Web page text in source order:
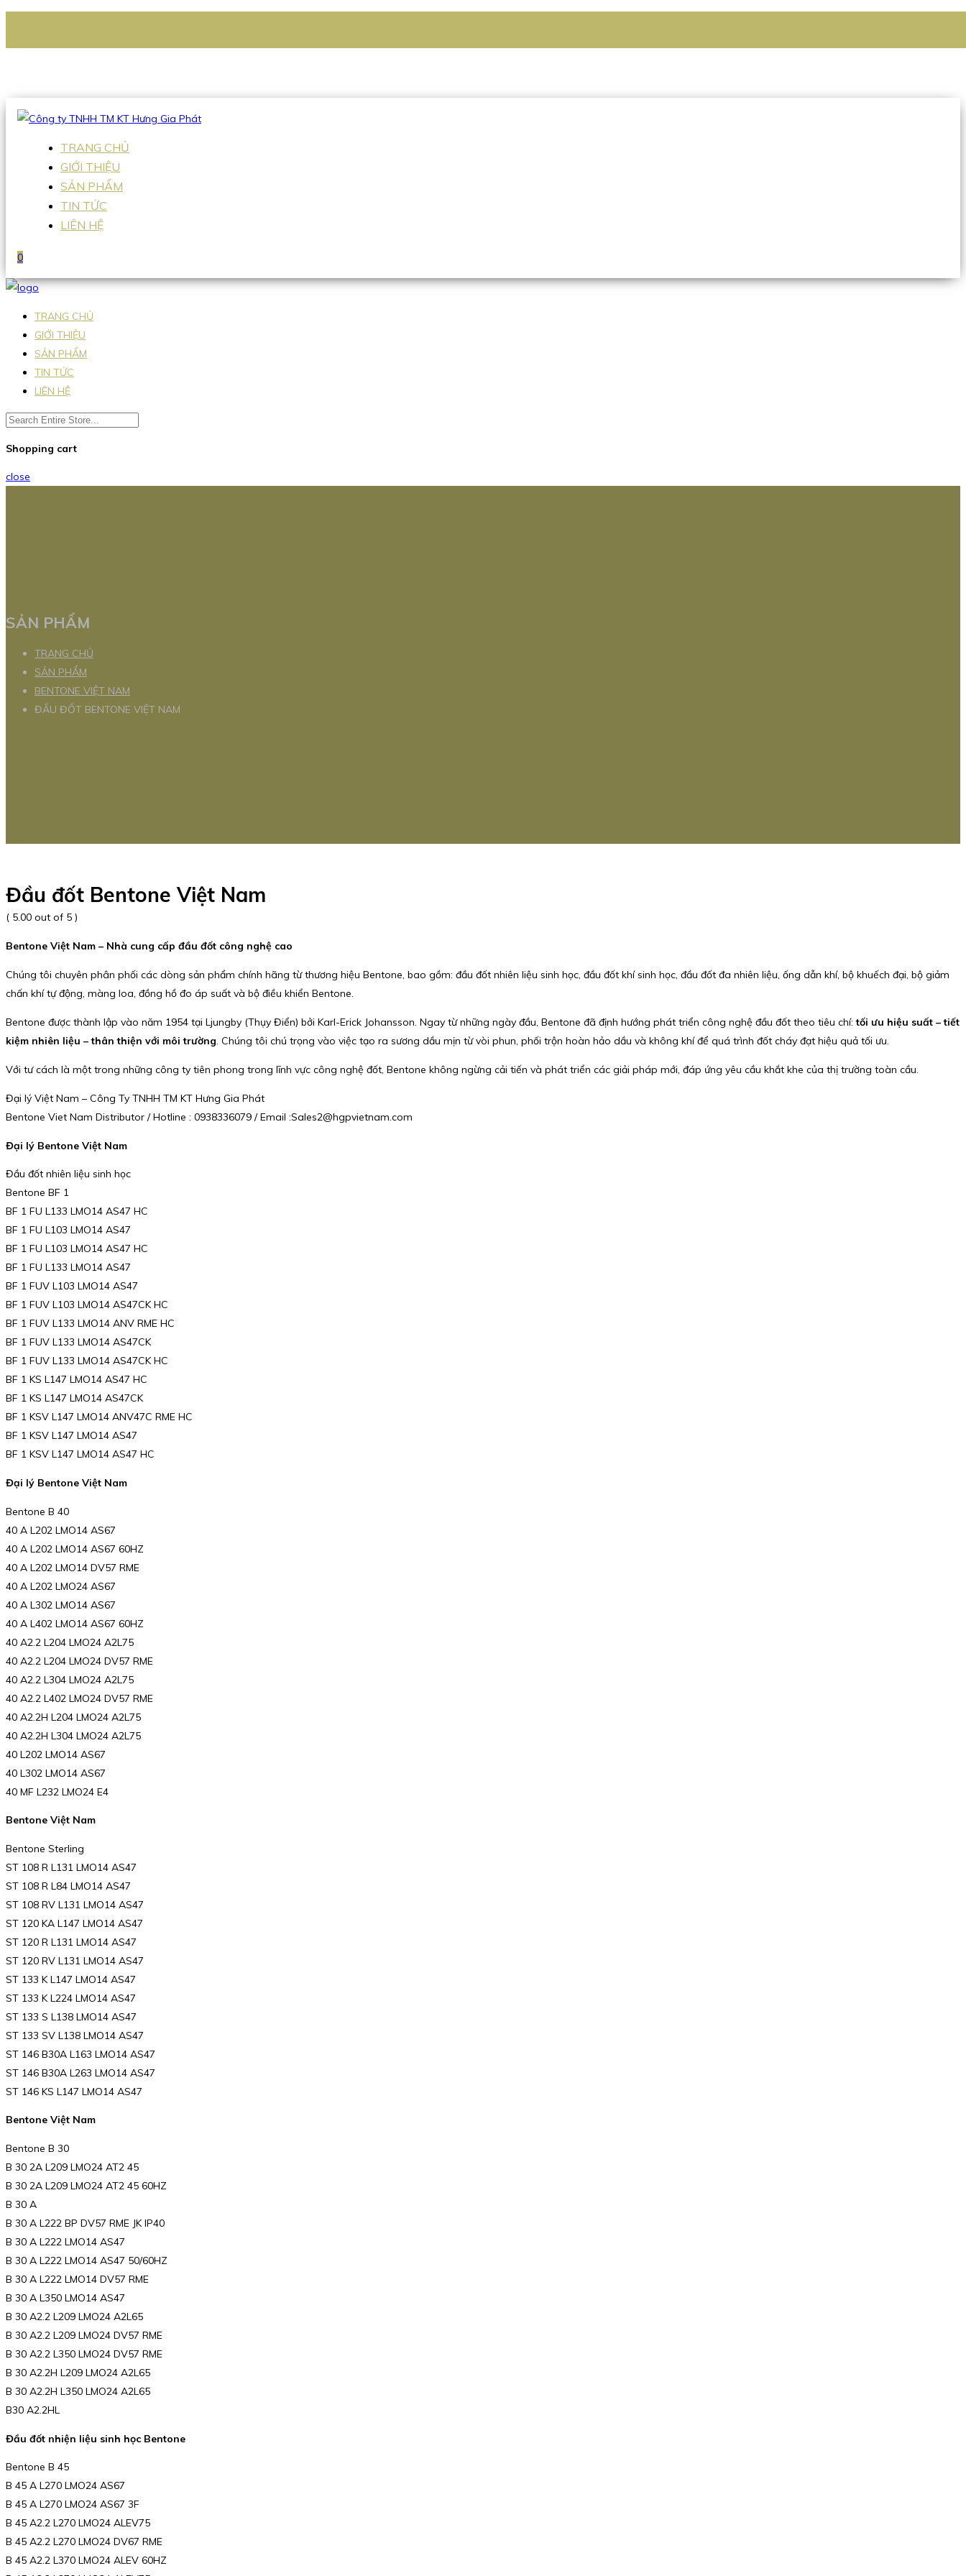
Hotline:0938 336 079
TRANG CHỦ
GIỚI THIỆU
SẢN PHẨM
TIN TỨC
LIÊN HỆ
0
TRANG CHỦ
GIỚI THIỆU
SẢN PHẨM
TIN TỨC
LIÊN HỆ
Shopping cart
close
SẢN PHẨM
TRANG CHỦ
SẢN PHẨM
BENTONE VIỆT NAM
ĐẦU ĐỐT BENTONE VIỆT NAM
Đầu đốt Bentone Việt Nam
( 5.00 out of 5 )
Bentone Việt Nam – Nhà cung cấp đầu đốt công nghệ cao
Chúng tôi chuyên phân phối các dòng sản phẩm chính hãng từ thương hiệu Bentone, bao gồm: đầu đốt nhiên liệu sinh học, đầu đốt khí sinh học, đầu đốt đa nhiên liệu, ống dẫn khí, bộ khuếch đại, bộ giảm
chấn khí tự động, màng loa, đồng hồ đo áp suất và bộ điều khiển Bentone.
Bentone được thành lập vào năm 1954 tại Ljungby (Thụy Điển) bởi Karl-Erick Johansson. Ngay từ những ngày đầu, Bentone đã định hướng phát triển công nghệ đầu đốt theo tiêu chí:tối ưu hiệu suất – tiết
kiệm nhiên liệu – thân thiện với môi trường. Chúng tôi chú trọng vào việc tạo ra sương dầu mịn từ vòi phun, phối trộn hoàn hảo dầu và không khí để quá trình đốt cháy đạt hiệu quả tối ưu.
Với tư cách là một trong những công ty tiên phong trong lĩnh vực công nghệ đốt, Bentone không ngừng cải tiến và phát triển các giải pháp mới, đáp ứng yêu cầu khắt khe của thị trường toàn cầu.
Đại lý Việt Nam – Công Ty TNHH TM KT Hưng Gia Phát
Bentone Viet Nam Distributor / Hotline : 0938336079 / Email :Sales2@hgpvietnam.com
Đại lý Bentone Việt Nam
Đầu đốt nhiên liệu sinh học
Bentone BF 1
BF 1 FU L133 LMO14 AS47 HC
BF 1 FU L103 LMO14 AS47
BF 1 FU L103 LMO14 AS47 HC
BF 1 FU L133 LMO14 AS47
BF 1 FUV L103 LMO14 AS47
BF 1 FUV L103 LMO14 AS47CK HC
BF 1 FUV L133 LMO14 ANV RME HC
BF 1 FUV L133 LMO14 AS47CK
BF 1 FUV L133 LMO14 AS47CK HC
BF 1 KS L147 LMO14 AS47 HC
BF 1 KS L147 LMO14 AS47CK
BF 1 KSV L147 LMO14 ANV47C RME HC
BF 1 KSV L147 LMO14 AS47
BF 1 KSV L147 LMO14 AS47 HC
Đại lý Bentone Việt Nam
Bentone B 40
40 A L202 LMO14 AS67
40 A L202 LMO14 AS67 60HZ
40 A L202 LMO14 DV57 RME
40 A L202 LMO24 AS67
40 A L302 LMO14 AS67
40 A L402 LMO14 AS67 60HZ
40 A2.2 L204 LMO24 A2L75
40 A2.2 L204 LMO24 DV57 RME
40 A2.2 L304 LMO24 A2L75
40 A2.2 L402 LMO24 DV57 RME
40 A2.2H L204 LMO24 A2L75
40 A2.2H L304 LMO24 A2L75
40 L202 LMO14 AS67
40 L302 LMO14 AS67
40 MF L232 LMO24 E4
Bentone Việt Nam
Bentone Sterling
ST 108 R L131 LMO14 AS47
ST 108 R L84 LMO14 AS47
ST 108 RV L131 LMO14 AS47
ST 120 KA L147 LMO14 AS47
ST 120 R L131 LMO14 AS47
ST 120 RV L131 LMO14 AS47
ST 133 K L147 LMO14 AS47
ST 133 K L224 LMO14 AS47
ST 133 S L138 LMO14 AS47
ST 133 SV L138 LMO14 AS47
ST 146 B30A L163 LMO14 AS47
ST 146 B30A L263 LMO14 AS47
ST 146 KS L147 LMO14 AS47
Bentone Việt Nam
Bentone B 30
B 30 2A L209 LMO24 AT2 45
B 30 2A L209 LMO24 AT2 45 60HZ
B 30 A
B 30 A L222 BP DV57 RME JK IP40
B 30 A L222 LMO14 AS47
B 30 A L222 LMO14 AS47 50/60HZ
B 30 A L222 LMO14 DV57 RME
B 30 A L350 LMO14 AS47
B 30 A2.2 L209 LMO24 A2L65
B 30 A2.2 L209 LMO24 DV57 RME
B 30 A2.2 L350 LMO24 DV57 RME
B 30 A2.2H L209 LMO24 A2L65
B 30 A2.2H L350 LMO24 A2L65
B30 A2.2HL
Đầu đốt nhiện liệu sinh học Bentone
Bentone B 45
B 45 A L270 LMO24 AS67
B 45 A L270 LMO24 AS67 3F
B 45 A2.2 L270 LMO24 ALEV75
B 45 A2.2 L270 LMO24 DV67 RME
B 45 A2.2 L370 LMO24 ALEV 60HZ